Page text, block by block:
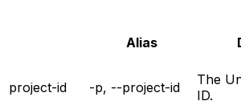
Alias
project-id -p, --project-id
The
ID.